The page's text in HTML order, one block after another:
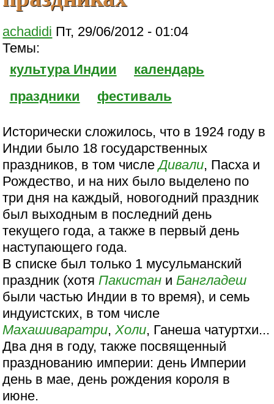
achadidi Пт, 29/06/2012 - 01:04
Темы:
культура Индии
календарь
праздники
фестиваль
Исторически сложилось, что в 1924 году в
Индии было 18 государственных
праздников, в том числеДивали, Пасха и
Рождество, и на них было выделено по
три дня на каждый, новогодний праздник
был выходным в последний день
текущего года, а также в первый день
наступающего года.
В списке был только 1 мусульманский
праздник (хотя Пакистан и Бангладеш
были частью Индии в то время), и семь
индуистских, в том числе
Махашиваратри,Холи, Ганеша чатуртхи...
Два дня в году, также посвященный
празднованию империи: день Империи
день в мае, день рождения короля в
июне.